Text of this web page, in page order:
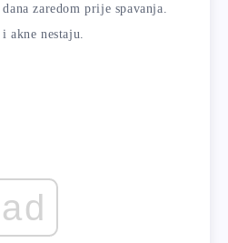
zaredom prije spavanja.
akne nestaju.
ad